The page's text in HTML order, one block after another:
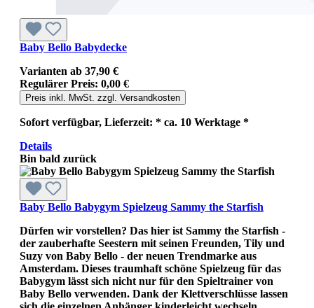
Baby Bello Babydecke
Varianten ab 37,90 €
Regulärer Preis: 0,00 €
Preis inkl. MwSt. zzgl. Versandkosten
Sofort verfügbar, Lieferzeit: * ca. 10 Werktage *
Details
Bin bald zurück
Baby Bello Babygym Spielzeug Sammy the Starfish
Dürfen wir vorstellen? Das hier ist Sammy the Starfish -
der zauberhafte Seestern mit seinen Freunden, Tily und
Suzy von Baby Bello - der neuen Trendmarke aus
Amsterdam. Dieses traumhaft schöne Spielzeug für das
Babygym lässt sich nicht nur für den Spieltrainer von
Baby Bello verwenden. Dank der Klettverschlüsse lassen